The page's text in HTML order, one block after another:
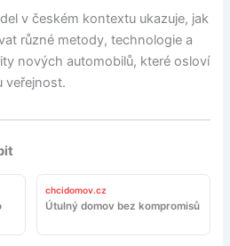
v českém kontextu ukazuje, jak
různé metody, technologie a
nových automobilů, které osloví
veřejnost.
chcidomov.cz
Útulný domov bez kompromisů